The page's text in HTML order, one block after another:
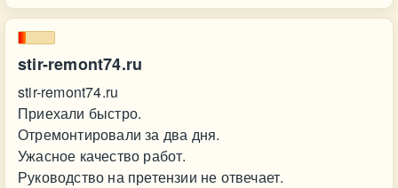
stir-remont74.ru
stir-remont74.ru
Приехали быстро.
Отремонтировали за два дня.
Ужасное качество работ.
Руководство на претензии не отвечает.